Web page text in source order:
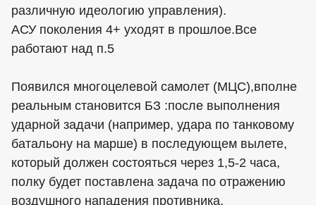
различную идеологию управления).
АСУ поколения 4+ уходят в прошлое.Все
работают над п.5
Появился многоцелевой самолет (МЦС),вполне
реальным становится БЗ :после выполнения
ударной задачи (например, удара по танковому
батальону на марше) в последующем вылете,
который должен состояться через 1,5-2 часа,
полку будет поставлена задача по отражению
воздушного нападения противника.